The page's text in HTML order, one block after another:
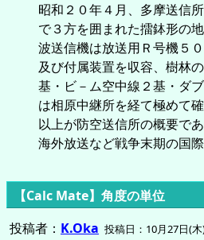
昭和２０年４月、多摩送信
で３方を囲まれた擂鉢形の
波送信機は放送用Ｒ号機５
及び付属装置を収容、樹林
基・ビ－ム空中線２基・ダ
は相原中継所を経て極めて
以上が防空送信所の概要で
海外放送など戦争末期の国際
【Calc Mate】角度の単位
投稿者： K.Oka 投稿日：10月27日(